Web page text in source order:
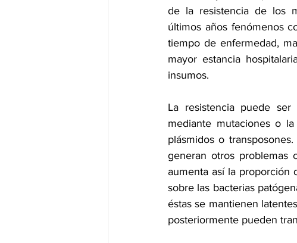
de la resistencia de los
últimos años fenómenos
tiempo de enfermedad,
mayor estancia
insumos.
La resistencia puede
mediante mutaciones o
plásmidos o
generan otros problemas
aumenta así la proporción
sobre las bacterias
éstas se mantienen
posteriormente pueden